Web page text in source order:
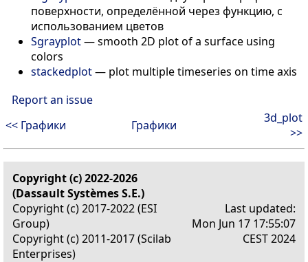
поверхности, определённой через функцию, с
использованием цветов
Sgrayplot—smooth 2D plot of a surface using
colors
stackedplot— plot multiple timeseries on time axis
Report an issue
<< Графики
Графики
3d_plot
>>
Copyright (c) 2022-2026
(Dassault Systèmes S.E.)
Copyright (c) 2017-2022 (ESI
Group)
Copyright (c) 2011-2017 (Scilab
Enterprises)
Last updated:
Mon Jun 17 17:55:07
CEST 2024